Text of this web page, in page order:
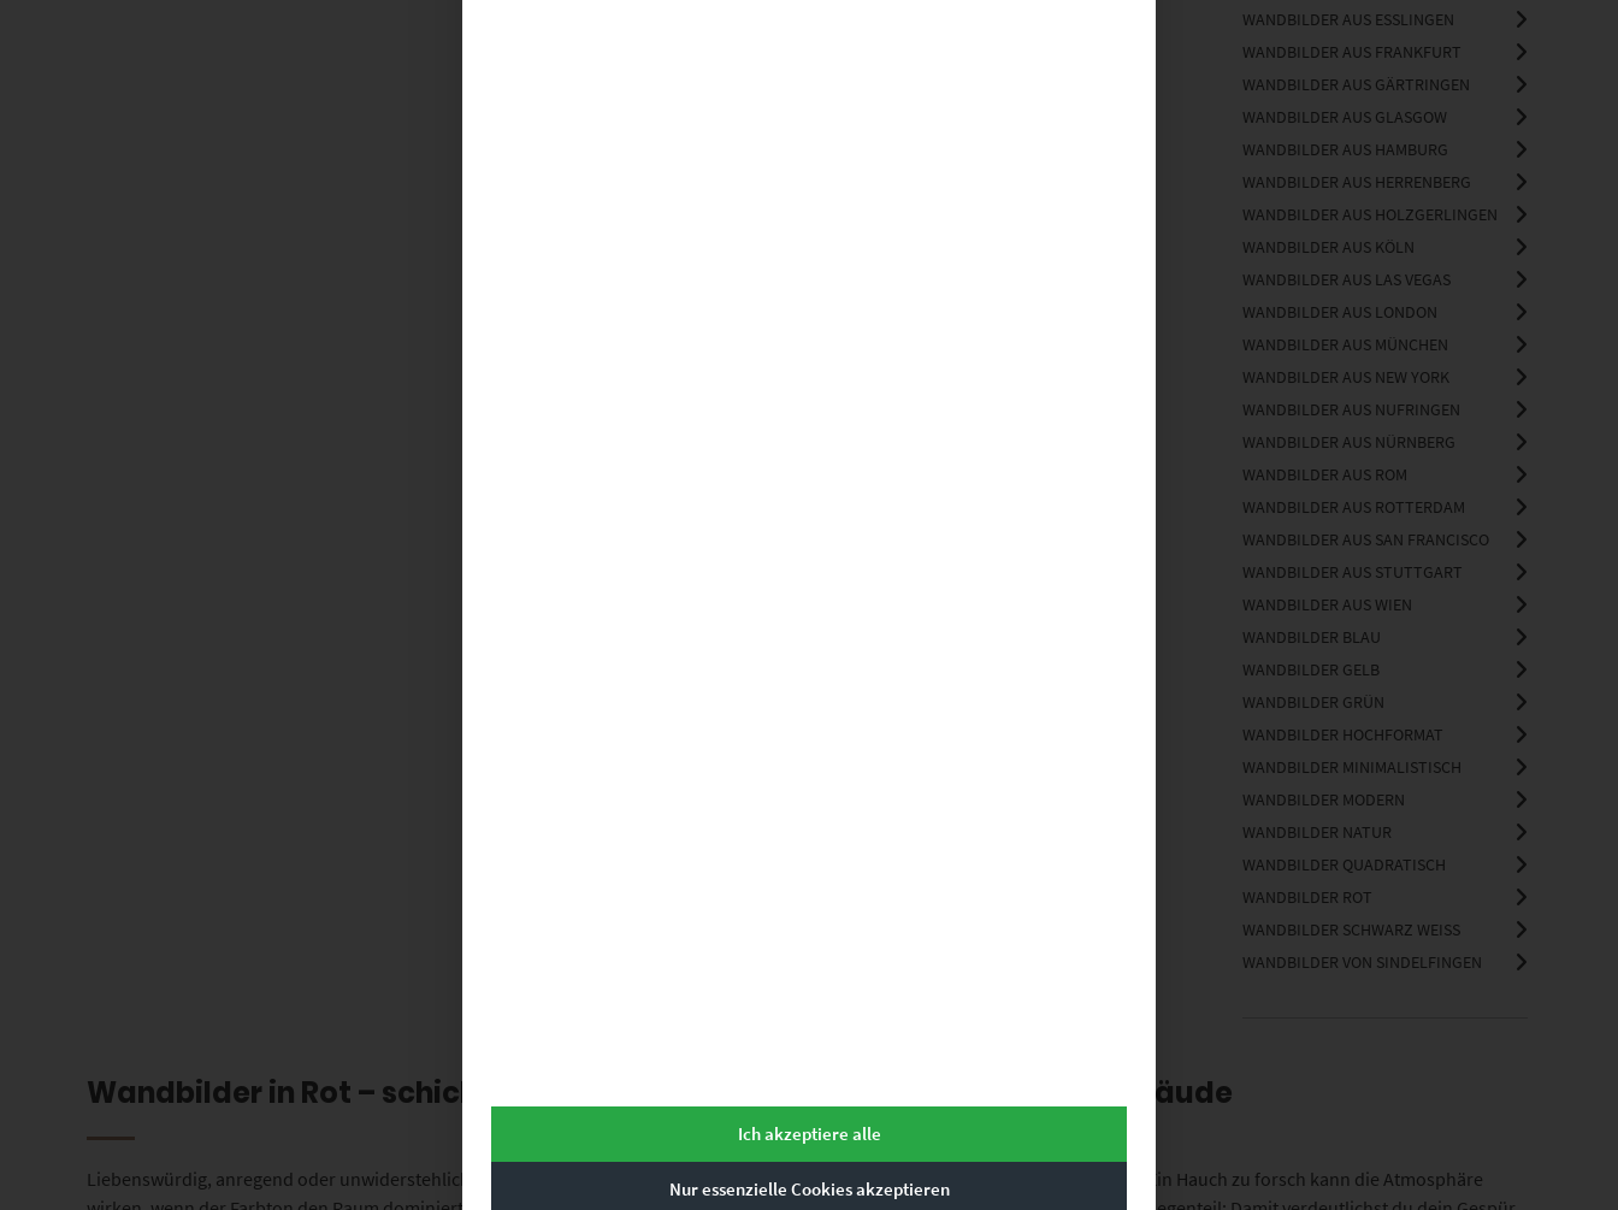
WANDBILDER AUS ESSLINGEN
WANDBILDER AUS FRANKFURT
WANDBILDER AUS GÄRTRINGEN
WANDBILDER AUS GLASGOW
WANDBILDER AUS HAMBURG
WANDBILDER AUS HERRENBERG
WANDBILDER AUS HOLZGERLINGEN
WANDBILDER AUS KÖLN
WANDBILDER AUS LAS VEGAS
WANDBILDER AUS LONDON
WANDBILDER AUS MÜNCHEN
WANDBILDER AUS NEW YORK
WANDBILDER AUS NUFRINGEN
WANDBILDER AUS NÜRNBERG
WANDBILDER AUS ROM
WANDBILDER AUS ROTTERDAM
WANDBILDER AUS SAN FRANCISCO
WANDBILDER AUS STUTTGART
WANDBILDER AUS WIEN
WANDBILDER BLAU
WANDBILDER GELB
WANDBILDER GRÜN
WANDBILDER HOCHFORMAT
WANDBILDER MINIMALISTISCH
WANDBILDER MODERN
WANDBILDER NATUR
WANDBILDER QUADRATISCH
WANDBILDER ROT
WANDBILDER SCHWARZ WEISS
WANDBILDER VON SINDELFINGEN
Wandbilder in Rot – schicke Farbtupfer fürs Zuhause oder Geschäftsgebäude
Liebenswürdig, anregend oder unwiderstehlich: Rot überrascht mit einer facettenreichen Wirkung, von der Wandbilder profitieren. Ein Hauch zu forsch kann die Atmosphäre
Ich akzeptiere alle
Nur essenzielle Cookies akzeptieren